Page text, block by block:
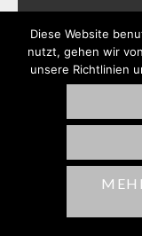
Deine E-
Kommentar
Diese Website
nutzt, gehen wir
unsere Richtlinien